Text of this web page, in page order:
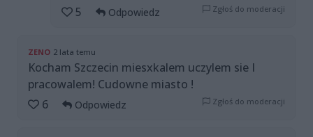
5
Odpowiedz Zgłoś do moderacji
ZENO 2 lata temu
Kocham Szczecin miesxkalem uczylem sie I
pracowalem! Cudowne miasto !
6
Odpowiedz Zgłoś do moderacji